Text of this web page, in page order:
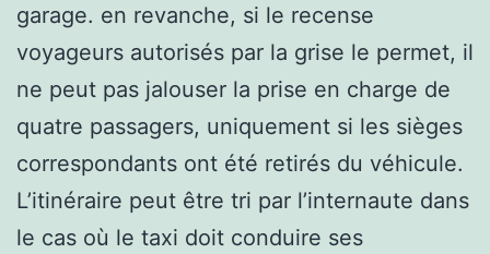
garage. en revanche, si le recense
voyageurs autorisés par la grise le permet, il
ne peut pas jalouser la prise en charge de
quatre passagers, uniquement si les sièges
correspondants ont été retirés du véhicule.
L’itinéraire peut être tri par l’internaute dans
le cas où le taxi doit conduire ses